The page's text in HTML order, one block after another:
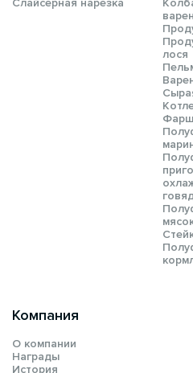
Компания
О компании
Награды
История
Слайсерная нарезка
лося